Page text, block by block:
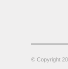
© Copyright